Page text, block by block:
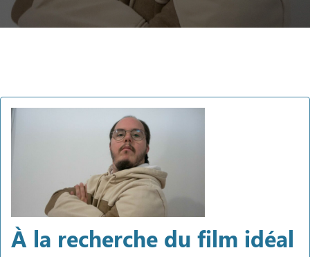
À la recherche du film idéal